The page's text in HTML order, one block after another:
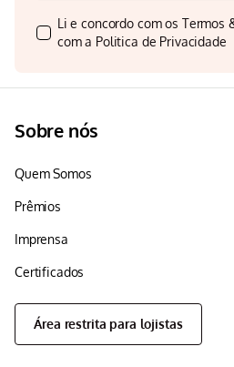
Li e concordo com os Termos
com a Politica de Privacidade
Sobre nós
Quem Somos
Prêmios
Imprensa
Certificados
Área restrita para lojistas